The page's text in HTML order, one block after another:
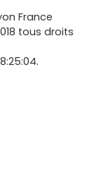
France
tous droits